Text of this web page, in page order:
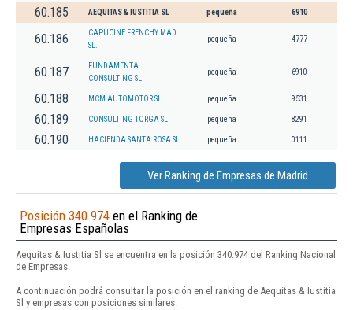
60.185 AEQUITAS & IUSTITIA SL pequeña 6910
60.186
CAPUCINE FRENCHY MAD
SL.
pequeña 4777
60.187
FUNDAMENTA
CONSULTING SL
pequeña 6910
60.188 MCM AUTOMOTOR SL. pequeña 9531
60.189 CONSULTING TORGA SL pequeña 8291
60.190 HACIENDA SANTA ROSA SL pequeña 0111
Ver Ranking de Empresas de Madrid
Posición 340.974 en el Ranking de
Empresas Españolas
Aequitas & Iustitia Sl se encuentra en la posición 340.974 del Ranking Nacional
de Empresas.
A continuación podrá consultar la posición en el ranking de Aequitas & Iustitia
Sl y empresas con posiciones similares: